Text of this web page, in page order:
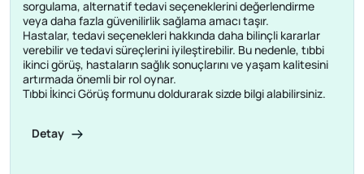
sorgulama, alternatif tedavi seçeneklerini değerlendirme
veya daha fazla güvenilirlik sağlama amacı taşır.
Hastalar, tedavi seçenekleri hakkında daha bilinçli kararlar
verebilir ve tedavi süreçlerini iyileştirebilir. Bu nedenle, tıbbi
ikinci görüş, hastaların sağlık sonuçlarını ve yaşam kalitesini
artırmada önemli bir rol oynar.
Tıbbi İkinci Görüş formunu doldurarak sizde bilgi alabilirsiniz.
Detay